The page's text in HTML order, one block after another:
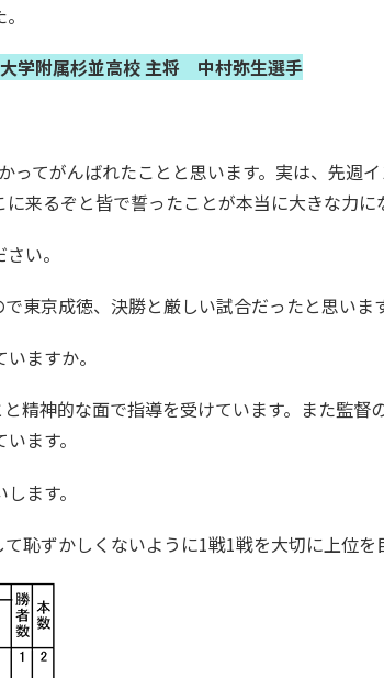
学附属杉並高校 主将 中村弥生選手
てがんばれたことと思います。実は、先週
来るぞと皆で誓ったことが本当に大きな力に
い。
京成徳、決勝と厳しい試合だったと思います
ますか。
精神的な面で指導を受けています。また監督
ます。
ます。
ずかしくないように1戦1戦を大切に上位を